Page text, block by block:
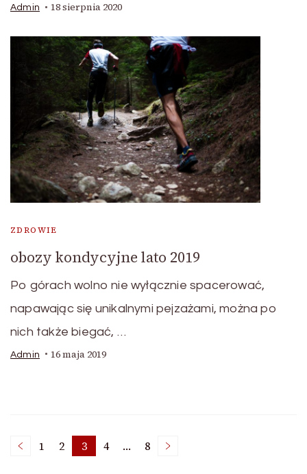
Admin 18 sierpnia 2020
ZDROWIE
obozy kondycyjne lato 2019
Po górach wolno nie wyłącznie spacerować,
napawając się unikalnymi pejzażami, można po
nich także biegać, …
Admin 16 maja 2019
Stronicowanie
Strona
1 Strona
2 Strona
3 Strona
4 … Strona
8